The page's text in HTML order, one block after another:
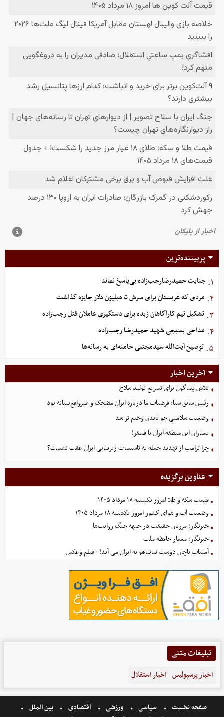
پربیننده‌ترین
۱. جنایت حمیدرضارجب‌زاده بی‌پاسخ نماند
۲. مردی که عربستان برای سرش ۵ میلیون دلار جایزه گذاشت
۳. تشکیل تیم کارآگاهان زبده برای دستگیری عاملان قتل رجب‌زاده
۴. مداحی بسیجی شهید حمیدرضا رجب‌زاده
۵. توصیح آیت‌الله سیدمجتبی خامنه‌ای به رسانه‌ها
آخرین اخبار
تلاش پنتاگون برای تسریع تولید سلاح
رئیس سابق سیا: فرضیات ما درباره ایران مضحک و غیرواقع‌بینانه بود
وضعیت سلامتی جو بایدن وخیم تر شد
بمباران این منطقه ایران با فسفر!
چرا ترامپ از تهدید حمله به تاسیسات زیربنایی ایران عقب نشست؟
عناوین برگزیده
قیمت سکه و طلا امروز یکشنبه ۱۸ مرداد ۱۴۰۵
وضعیت آب و هوای کشور امروز یکشنبه ۱۸ مرداد ۱۴۰۵
خبرنگار؛ مرزبان حقیقت در جبهه جنگ روایت‌ها
خبرنگار؛ معمار حافظه ملت
آمیتاب باچان دوست نتانیاهو به ایران می آید! +فیلم وعکس
تبلیغات متنی
اخبار پرسپولیس اخبار استقلال
صفحه نخست سیاسی ورزشی اقتصادی
بین الملل